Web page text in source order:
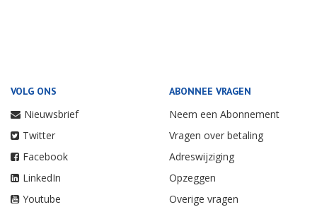
VOLG ONS
Nieuwsbrief
Twitter
Facebook
LinkedIn
Youtube
ABONNEE VRAGEN
Neem een Abonnement
Vragen over betaling
Adreswijziging
Opzeggen
Overige vragen